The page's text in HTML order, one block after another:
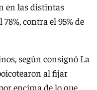
en las distintas
contra el 95% de
según consignó La
al fijar
encima de lo que